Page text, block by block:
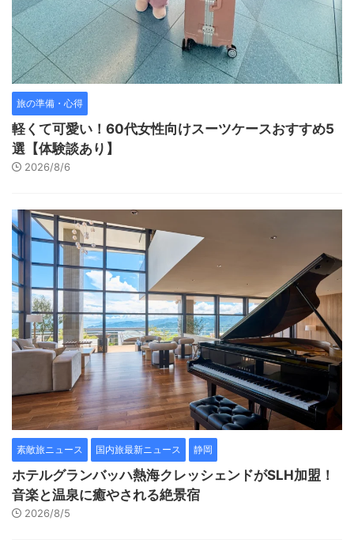
旅の準備・心得
軽くて可愛い！60代女性向けスーツケースおすすめ5
選【体験談あり】
2026/8/6
素敵旅ニュース 国内旅最新ニュース 静岡
ホテルグランバッハ熱海クレッシェンドがSLH加盟！
音楽と温泉に癒やされる絶景宿
2026/8/5